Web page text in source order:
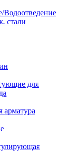
Водоотведение
стали
для
арматура